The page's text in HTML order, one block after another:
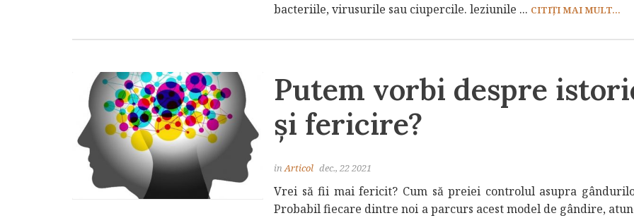
bacteriile, virusurile sau ciupercile. leziunile ... CITIȚI MAI MULT...
Putem vorbi despre
și fericire?
inArticol dec., 22 2021
Vrei să fii mai fericit? Cum să preiei controlul asupra
Probabil fiecare dintre noi a parcurs acest model de gândire,